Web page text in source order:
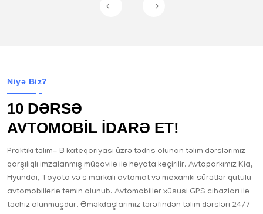
Niyə Biz?
10 DƏRSƏ
AVTOMOBİL İDARƏ ET!
Praktiki təlim- B kateqoriyası üzrə tədris olunan təlim dərslərimiz
qarşılıqlı imzalanmış müqavilə ilə həyata keçirilir. Avtoparkımız Kia,
Hyundai, Toyota və s markalı avtomat və mexaniki sürətlər qutulu
avtomobillərlə təmin olunub. Avtomobillər xüsusi GPS cihazları ilə
təchiz olunmuşdur. Əməkdaşlarımız tərəfindən təlim dərsləri 24/7